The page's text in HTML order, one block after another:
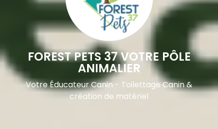
FOREST PETS 37 VOTRE PÔLE
ANIMALIER
Votre Éducateur Canin - Toilettage Canin &
création de matériel